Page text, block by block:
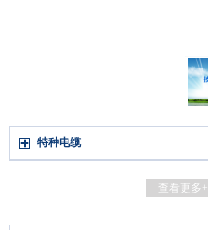
特种电缆
查看更多+